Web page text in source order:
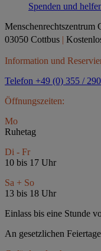
Spenden und
Menschenrechtszentrum
03050 Cottbus |
Information und
Telefon +49 (0) 355 /
Öffnungszeiten:
Mo
Ruhetag
Di - Fr
10 bis 17 Uhr
Sa + So
13 bis 18 Uhr
Einlass bis eine Stunde
An gesetzlichen